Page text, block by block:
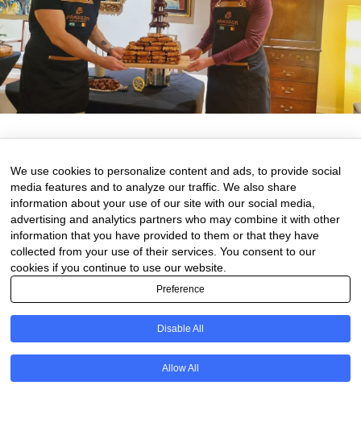
We use cookies to personalize content and ads, to provide social
media features and to analyze our traffic. We also share
information about your use of our site with our social media,
advertising and analytics partners who may combine it with other
information that you have provided to them or that they have
collected from your use of their services. You consent to our
cookies if you continue to use our website.
Preference
Disable All
Allow All